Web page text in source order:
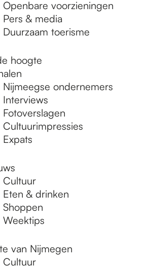
Openbare voorzieningen
Pers & media
Duurzaam toerisme
hoogte
Nijmeegse ondernemers
Interviews
Fotoverslagen
Cultuurimpressies
Expats
Cultuur
Eten & drinken
Shoppen
Weektips
van Nijmegen
Cultuur